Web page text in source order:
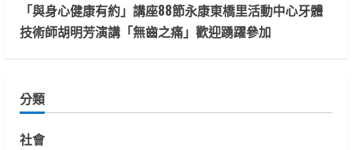
「與身心健康有約」講座88節永康東橋里活動中心牙體
技術師胡明芳演講「無齒之痛」歡迎踴躍參加
分類
社會